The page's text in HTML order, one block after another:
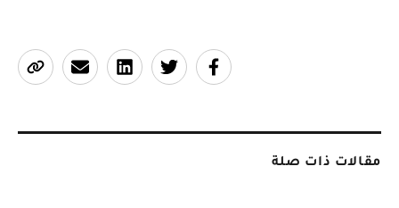
مقالات ذات صلة